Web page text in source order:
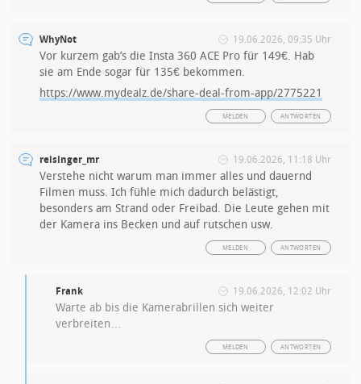
WhyNot 19.06.2026, 09:35 Uhr
Vor kurzem gab’s die Insta 360 ACE Pro für 149€. Hab
sie am Ende sogar für 135€ bekommen.
https://www.mydealz.de/share-deal-from-app/2775221
ANTWORTEN
MELDEN
reisinger_mr 19.06.2026, 11:18 Uhr
Verstehe nicht warum man immer alles und dauernd
Filmen muss. Ich fühle mich dadurch belästigt,
besonders am Strand oder Freibad. Die Leute gehen mit
der Kamera ins Becken und auf rutschen usw.
ANTWORTEN
MELDEN
Frank 19.06.2026, 12:02 Uhr
Warte ab bis die Kamerabrillen sich weiter
verbreiten…
ANTWORTEN
MELDEN